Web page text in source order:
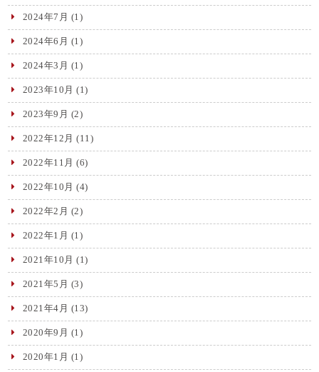
2024年7月 (1)
2024年6月 (1)
2024年3月 (1)
2023年10月 (1)
2023年9月 (2)
2022年12月 (11)
2022年11月 (6)
2022年10月 (4)
2022年2月 (2)
2022年1月 (1)
2021年10月 (1)
2021年5月 (3)
2021年4月 (13)
2020年9月 (1)
2020年1月 (1)